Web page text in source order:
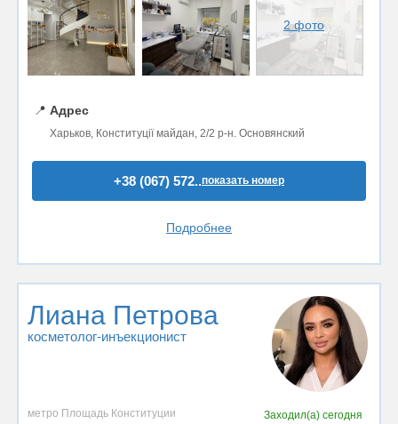
2 фото
📍 Адрес
Харьков, Конституції майдан, 2/2 р-н. Основянский
+38 (067) 572..показать номер
Подробнее
Лиана Петрова
косметолог-инъекционист
метро Площадь Конституции Заходил(а)сегодня